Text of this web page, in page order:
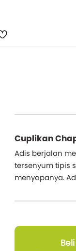
Cuplikan
Adis berjalan
tersenyum tipis
menyapanya.